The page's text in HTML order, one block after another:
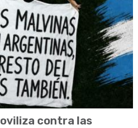
contra las